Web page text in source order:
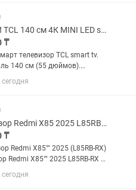
интересных...
НОВЫЙ TCL 140 см 4К MINI LED smart tv телевизор
₸
телевизор TCL smart tv.
140 см (55 дюймов).
пульт и ножки в комплекте.
каспи стоит больше 200 тыс.
Телевизор Redmi X85 2025 L85RB-RX [216см, 4K/144Hz, Direct LED 500Нит]
₸
Redmi X85"" 2025 (L85RB-RX)
Redmi X85"" 2025 L85RB-RX –
вариант для тех, кто ищет
устройство и для